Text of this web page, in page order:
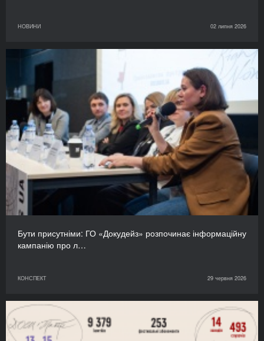
НОВИНИ 02 липня 2026
Бути присутніми: ГО «Докудейз» розпочинає інформаційну
кампанію про л…
КОНСПЕКТ 29 червня 2026